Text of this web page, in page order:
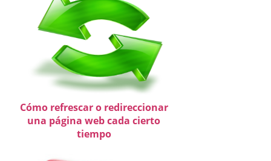
Cómo refrescar o redireccionar
una página web cada cierto
tiempo